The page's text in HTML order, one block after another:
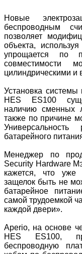
Новые
беспроводным
позволяет
объекта,
упрощается по
цилиндрическими и
Установка системы
HES ES100
наличию сменных
также по причине
батарейного
Менеджер по
Security Hardware
кажется, что уже
защелок быть не
батарейное
самой трудоемкой
каждой двери».
Aperio, на основе
HES ES100,
беспроводную